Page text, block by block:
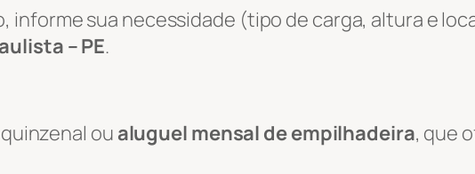
informe sua necessidade (tipo de carga, altura e
– PE.
oualuguel mensal de empilhadeira, que